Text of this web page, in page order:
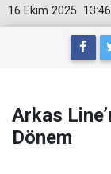
13:46
16 Ekim 2025
Arkas
Dönem